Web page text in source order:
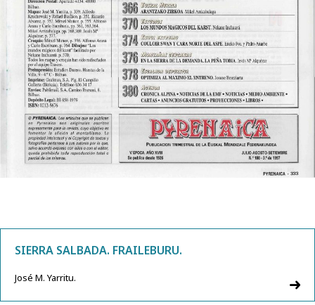
SIERRA SALBADA. FRAILEBURU.
José M. Yarritu.